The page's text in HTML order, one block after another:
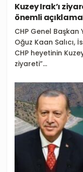
Kuzey Irak’ı
önemli
CHP Genel Başkan
Oğuz Kaan Salıcı,
CHP heyetinin
ziyareti”...